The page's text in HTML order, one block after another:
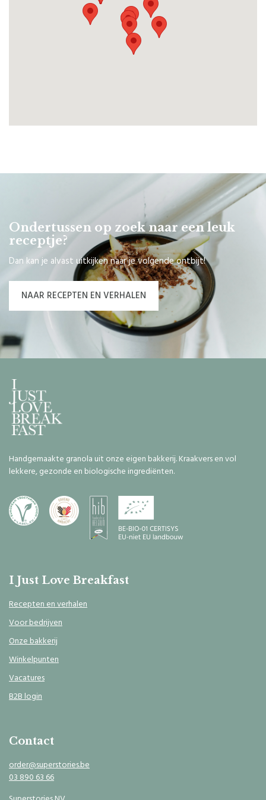
Ondertussen op zoek naar een leuk
receptje?
Dan kan je alvast uitkijken naar je volgende ontbijt!
NAAR RECEPTEN EN VERHALEN
Handgemaakte granola uit onze eigen bakkerij. Kraakvers en vol
lekkere, gezonde en biologische ingrediënten.
I Just Love Breakfast
Recepten en verhalen
Voor bedrijven
Onze bakkerij
Winkelpunten
Vacatures
B2B login
Contact
order@superstories.be
03 890 63 66